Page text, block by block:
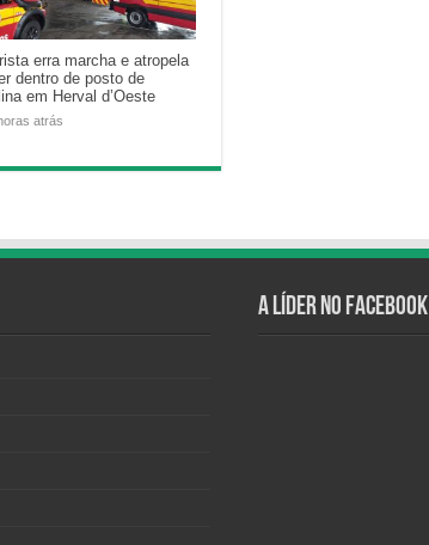
erra marcha e atropela
dentro de posto de
em Herval d’Oeste
atrás
A Líder no Facebook